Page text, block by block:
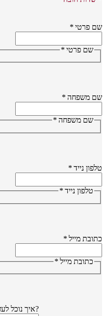
פרטי*
שם פרטי*
משפחה*
שם משפחה*
נייד*
טלפון נייד*
מייל*
כתובת מייל*
?איך נוכל לעזור